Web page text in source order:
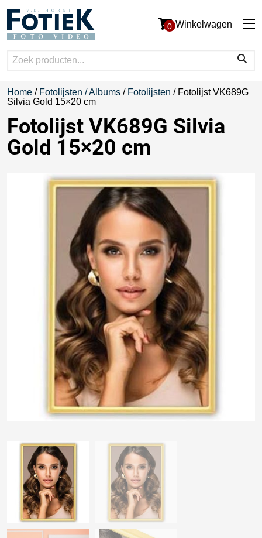
0 Winkelwagen
Home / Fotolijsten / Albums / Fotolijsten / Fotolijst VK689G
Silvia Gold 15×20 cm
Fotolijst VK689G Silvia
Gold 15×20 cm